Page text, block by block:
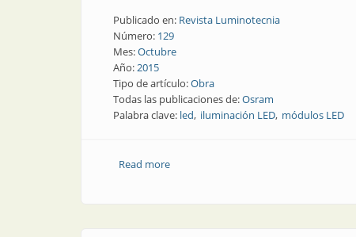
Publicado en: Revista Luminotecnia
Número: 129
Mes:Octubre
Año:2015
Tipo de artículo:Obra
Todas las publicaciones de:Osram
Palabra clave: led iluminación LED módulos LED
Read moreabout Obra | Disfrute bajo la luz dorada